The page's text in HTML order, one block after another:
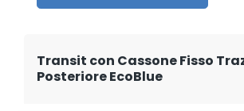
Transit con Cassone Fisso
Posteriore EcoBlue